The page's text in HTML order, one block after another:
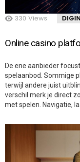
330 Views
Online casino
De ene aanbieder
spelaanbod. Sommige
terwijl andere juist
verschil merk je direct
met spelen. Navigatie,